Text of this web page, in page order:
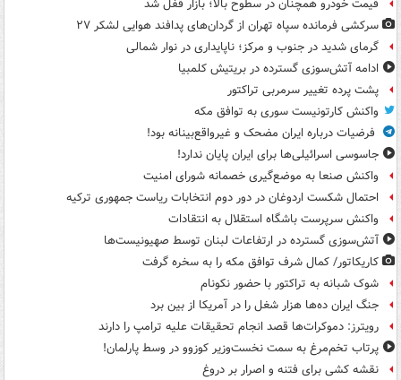
قیمت خودرو همچنان در سطوح بالا؛ بازار قفل شد
سرکشی فرمانده سپاه تهران از گردان‌های پدافند هوایی لشکر ۲۷
گرمای شدید در جنوب و مرکز؛ ناپایداری در نوار شمالی
ادامه آتش‌سوزی گسترده در بریتیش کلمبیا
پشت پرده تغییر سرمربی تراکتور
واکنش کارتونیست سوری به توافق مکه
فرضیات درباره ایران مضحک و غیرواقع‌بینانه بود!
جاسوسی اسرائیلی‌ها برای ایران پایان ندارد!
واکنش صنعا به موضع‌گیری خصمانه شورای امنیت
احتمال شکست اردوغان در دور دوم انتخابات ریاست جمهوری ترکیه
واکنش سرپرست باشگاه استقلال به انتقادات
آتش‌سوزی گسترده در ارتفاعات لبنان توسط صهیونیست‌ها
کاریکاتور/ کمال شرف توافق مکه را به سخره گرفت
شوک شبانه به تراکتور با حضور نکونام
جنگ ایران ده‌ها هزار شغل را در آمریکا از بین برد
رویترز: دموکرات‌ها قصد انجام تحقیقات علیه ترامپ را دارند
پرتاب تخم‌مرغ به سمت نخست‌وزیر کوزوو در وسط پارلمان!
نقشه کشی برای فتنه و اصرار بر دروغ